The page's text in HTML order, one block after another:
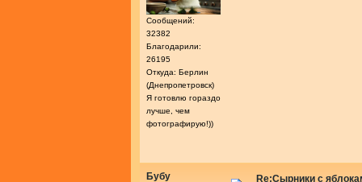
Сообщений:
32382
Благодарили:
26195
Откуда: Берлин
(Днепропетровск)
Я готовлю гораздо
лучше, чем
фотографирую!))
Бубу Re:Сырники с